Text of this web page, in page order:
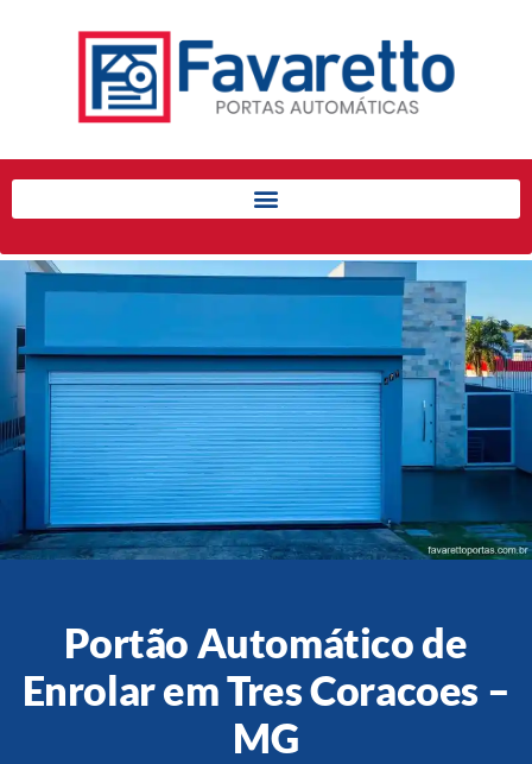
Início
Produtos
Porta de Enrolar Automática
Automatizadores
Acessórios Para Portas de
Enrolar
Pintura eletrostática
Portfólio
Contato
Acessórios
Automatização
Portão Automático de
Enrolar em Tres Coracoes –
MG